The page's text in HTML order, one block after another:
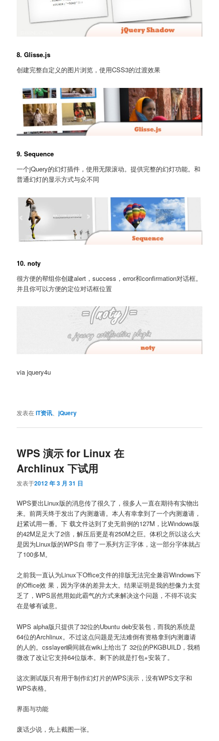
8. Glisse.js
创建完整自定义的图片浏览，使用CSS3的过渡效果
9. Sequence
一个jQuery的幻灯插件，使用无限滚动。提供完整的幻灯功能。和
普通幻灯的显示方式与众不同
10. noty
很方便的帮组你创建alert，success，error和confirmation对话框。
并且你可以方便的定位对话框位置
via jquery4u
发表在IT资讯 、jQuery
WPS 演示 for Linux 在
Archlinux 下试用
发表于2012 年 3 月 31 日
WPS要出Linux版的消息传了很久了，很多人一直在期待有实物出
来。前两天终于发出了内测邀请。本人有幸拿到了一个内测邀请，
赶紧试用一番。下 载文件达到了史无前例的127M，比Windows版
的42M足足大了2倍，解压后更是有250M之巨。体积之所以这么大
是因为Linux版的WPS自 带了一系列方正字体，这一部分字体就占
了100多M。
之前我一直认为Linux下Office文件的排版无法完全兼容Windows下
的Office效 果，因为字体的差异太大。结果证明是我的想像力太贫
乏了，WPS居然用如此霸气的方式来解决这个问题，不得不说实
在是够有诚意。
WPS alpha版只提供了32位的Ubuntu deb安装包，而我的系统是
64位的Archlinux。不过这点问题是无法难倒有资格拿到内测邀请
的人的。csslayer瞬间就在wiki上给出了 32位的PKGBUILD，我稍
微改了改让它支持64位版本。剩下的就是打包+安装了。
这次测试版只有用于制作幻灯片的WPS演示，没有WPS文字和
WPS表格。
界面与功能
废话少说，先上截图一张。